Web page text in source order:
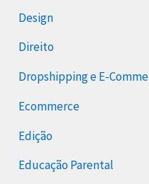
Design
Direito
Dropshipping e E-
Ecommerce
Edição
Educação Parental